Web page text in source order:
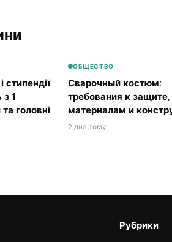
стипендії
з 1
головні
ОБЩЕСТВО
Сварочный костюм:
требования к защите,
материалам и
2 дня тому
Рубрики